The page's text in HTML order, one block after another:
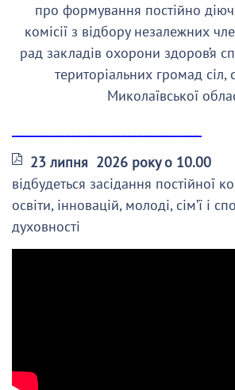
про формування постійно
комісії з відбору незалежних
рад закладів охорони здоров’я
територіальних громад сіл,
Миколаївської
23 липня 2026 року о 10.00
відбудеться засідання постійної
освіти, інновацій, молоді, сім’ї і
духовності